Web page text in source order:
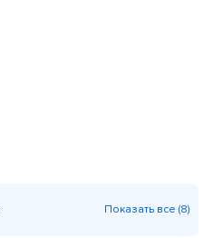
Показать все (8)